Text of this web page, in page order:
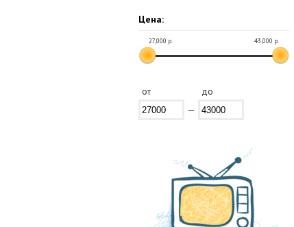
Цена:
27,000 р. 43,000 р.
от
до
—